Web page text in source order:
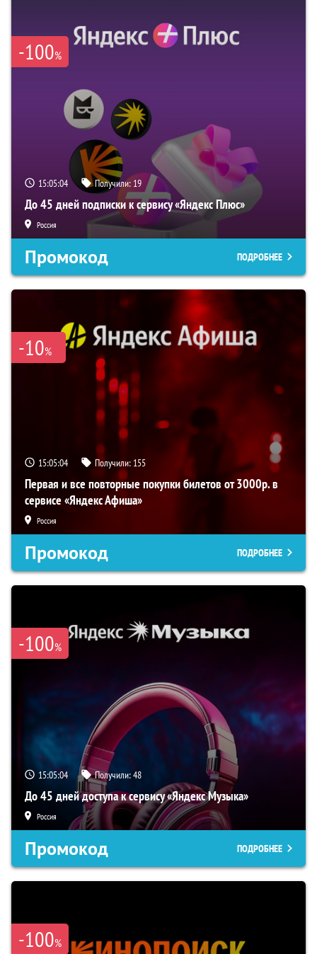
-100%
15:05:03 Получили: 19
До 45 дней подписки к сервису «Яндекс Плюс»
Россия
Промокод ПОДРОБНЕЕ
-10%
15:05:03 Получили: 155
Первая и все повторные покупки билетов от 3000р. в
сервисе «Яндекс Афиша»
Россия
Промокод ПОДРОБНЕЕ
-100%
15:05:03 Получили:48
До 45 дней доступа к сервису «Яндекс Музыка»
Россия
Промокод ПОДРОБНЕЕ
-100%